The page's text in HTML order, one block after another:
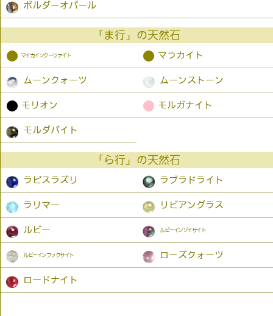
ボルダーオパール
「ま行」の天然石
● マイカインクーツァイト ● マラカイト
ムーンクォーツ ムーンストーン
● モリオン ● モルガナイト
モルダバイト
「ら行」の天然石
ラピスラズリ ラブラドライト
ラリマー リビアングラス
ルビー ルビーインゾイサイト
ルビーインフックサイト ローズクォーツ
ロードナイト